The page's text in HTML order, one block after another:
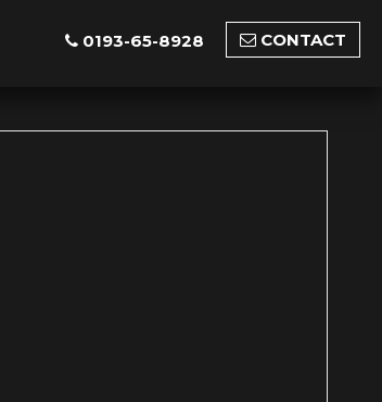
0193-65-8928 CONTACT